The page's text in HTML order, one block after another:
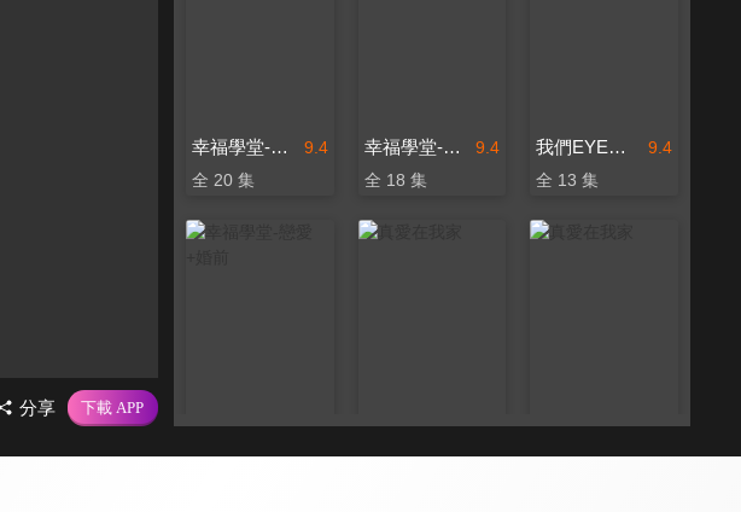
分享
9.4
幸福學堂-戀愛+婚前
全 20 集
9.4
幸福學堂-親子系列
全 18 集
9.4
我們EYE旅行 孩要去哪裡
全 13 集